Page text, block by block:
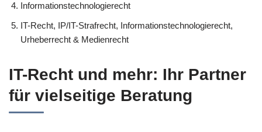
Informationstechnologierecht
IT-Recht, IP/IT-Strafrecht, Informationstechnologierecht,
Urheberrecht & Medienrecht
IT-Recht und mehr: Ihr Partner
für vielseitige Beratung